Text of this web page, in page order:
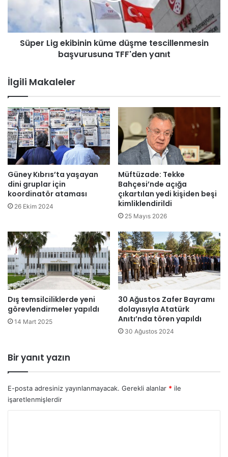
r
i
i
3
0
H
a
z
i
r
n
’
a
d
a
r
y
a
p
ı
l
a
e
c
e
g
e
n
i
n
k
ü
m
e
d
ü
ş
m
e
s
c
i
l
l
e
n
m
e
n
a
ş
v
Süper Lig ekibinin küme düşme tescillenmesin
başvurusuna TFF'den yanıt
İlgili Makaleler
Güney Kıbrıs’ta yaşayan
dini gruplar için
koordinatör ataması
26 Ekim 2024
Müftüzade: Tekke
Bahçesi’nde açığa
çıkartılan yedi kişiden beşi
kimliklendirildi
25 Mayıs 2026
Dış temsilciliklerde yeni
görevlendirmeler yapıldı
14 Mart 2025
30 Ağustos Zafer Bayramı
dolayısıyla Atatürk
Anıtı’nda tören yapıldı
30 Ağustos 2024
Bir yanıt yazın
E-posta adresiniz yayınlanmayacak. Gerekli alanlar * ile
işaretlenmişlerdir